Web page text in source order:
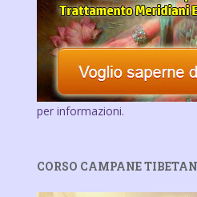
per informazioni.
CORSO CAMPANE